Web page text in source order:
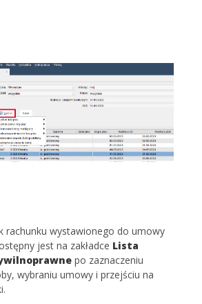
rachunku wystawionego do umowy
jest na zakładce Lista
po zaznaczeniu
wybraniu umowy i przejściu na